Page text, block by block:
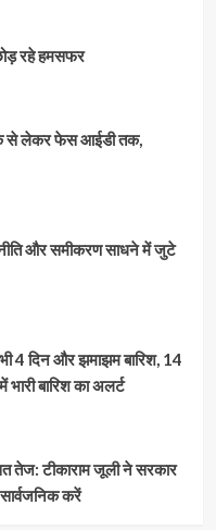
रहे हमसफर
से लेकर फेस आईडी तक,
और समीकरण साधने में जुटे
दिन और झमाझम बारिश, 14
बारिश का अलर्ट
तेज: टीकाराम जूली ने सरकार
करें